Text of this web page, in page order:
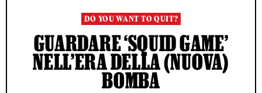
DO YOU WANT TO QUIT?
GUARDARE ‘SQUID GAME’
NELL’ERA DELLA (NUOVA)
BOMBA